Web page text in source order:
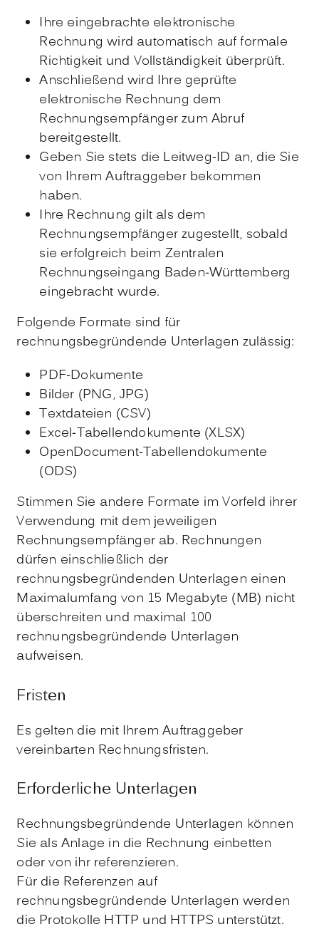
Ihre eingebrachte elektronische
Rechnung wird automatisch auf formale
Richtigkeit und Vollständigkeit überprüft.
Anschließend wird Ihre geprüfte
elektronische Rechnung dem
Rechnungsempfänger zum Abruf
bereitgestellt.
Geben Sie stets die Leitweg-ID an, die Sie
von Ihrem Auftraggeber bekommen
haben.
Ihre Rechnung gilt als dem
Rechnungsempfänger zugestellt, sobald
sie erfolgreich beim Zentralen
Rechnungseingang Baden-Württemberg
eingebracht wurde.
Folgende Formate sind für
rechnungsbegründende Unterlagen zulässig:
PDF-Dokumente
Bilder (PNG, JPG)
Textdateien (CSV)
Excel-Tabellendokumente (XLSX)
OpenDocument-Tabellendokumente
(ODS)
Stimmen Sie andere Formate im Vorfeld ihrer
Verwendung mit dem jeweiligen
Rechnungsempfänger ab. Rechnungen
dürfen einschließlich der
rechnungsbegründenden Unterlagen einen
Maximalumfang von 15 Megabyte (MB) nicht
überschreiten und maximal 100
rechnungsbegründende Unterlagen
aufweisen.
Fristen
Es gelten die mit Ihrem Auftraggeber
vereinbarten Rechnungsfristen.
Erforderliche Unterlagen
Rechnungsbegründende Unterlagen können
Sie als Anlage in die Rechnung einbetten
oder von ihr referenzieren.
Für die Referenzen auf
rechnungsbegründende Unterlagen werden
die Protokolle HTTP und HTTPS unterstützt.